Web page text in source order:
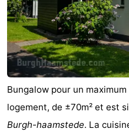
Oranjezon
Oostkapelle
-
Nature
de
-
Domburg
-
Vlissingen
-
Bungalow pour un
logement, de ±70m² et est
Burgh-haamstede. La